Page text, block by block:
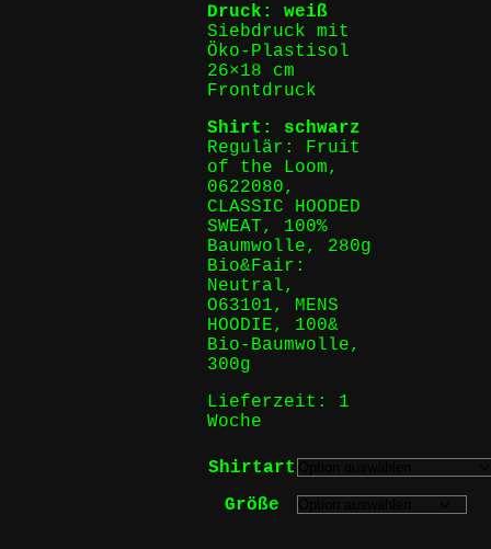
Druck: weiß
Siebdruck mit
Öko-Plastisol
26×18 cm
Frontdruck
Shirt: schwarz
Regulär: Fruit
of the Loom,
0622080,
CLASSIC HOODED
SWEAT, 100%
Baumwolle, 280g
Bio&Fair:
Neutral,
O63101, MENS
HOODIE, 100&
Bio-Baumwolle,
300g
Lieferzeit: 1
Woche
Shirtart
Größe